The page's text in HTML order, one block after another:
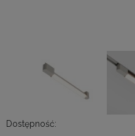
Dostępność: